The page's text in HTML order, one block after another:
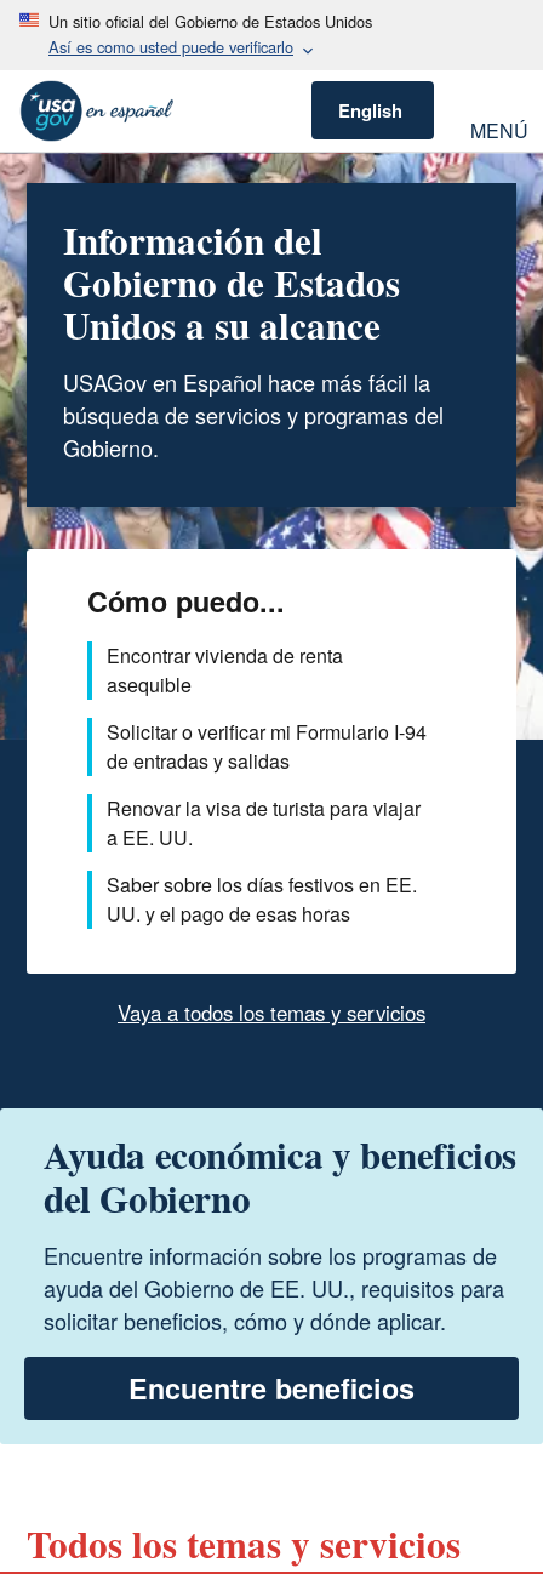
Un sitio oficial del Gobierno de Estados Unidos
Así es como usted puede verificarlo
English
MENÚ
Información del
Gobierno de Estados
Unidos a su alcance
USAGov en Español hace más fácil la
búsqueda de servicios y programas del
Gobierno.
Cómo puedo...
Encontrar vivienda de renta
asequible
Solicitar o verificar mi Formulario I-94
de entradas y salidas
Renovar la visa de turista para viajar
a EE. UU.
Saber sobre los días festivos en EE.
UU. y el pago de esas horas
Vaya a todos los temas y servicios
Ayuda económica y beneficios
del Gobierno
Encuentre información sobre los programas de
ayuda del Gobierno de EE. UU., requisitos para
solicitar beneficios, cómo y dónde aplicar.
Encuentre beneficios
Todos los temas y servicios